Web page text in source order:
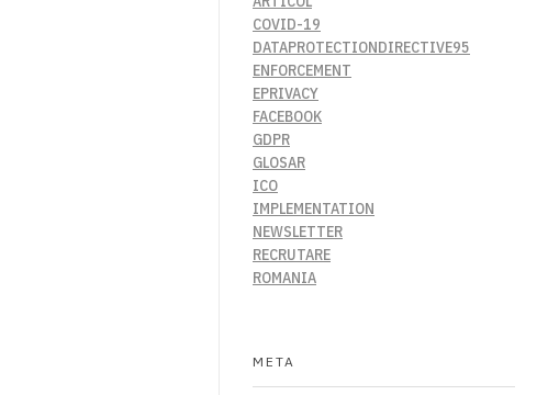
COVID-19
DATAPROTECTIONDIRECTIVE95
ENFORCEMENT
EPRIVACY
FACEBOOK
GDPR
GLOSAR
ICO
IMPLEMENTATION
NEWSLETTER
RECRUTARE
ROMANIA
META